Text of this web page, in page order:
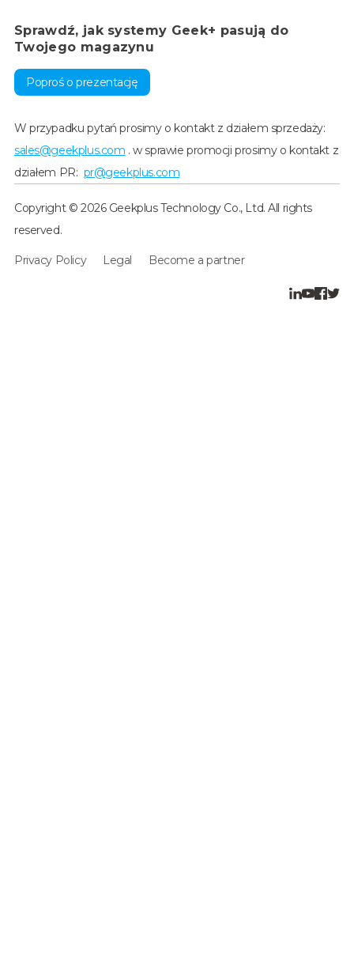
Sprawdź, jak systemy Geek+ pasują do
Twojego magazynu
Poproś o prezentację
W przypadku pytań prosimy o kontakt z działem sprzedaży:
sales@geekplus.com . w sprawie promocji prosimy o kontakt z
działem PR: pr@geekplus.com
Copyright © 2026 Geekplus Technology Co., Ltd. All rights
reserved.
Privacy Policy Legal Become a partner